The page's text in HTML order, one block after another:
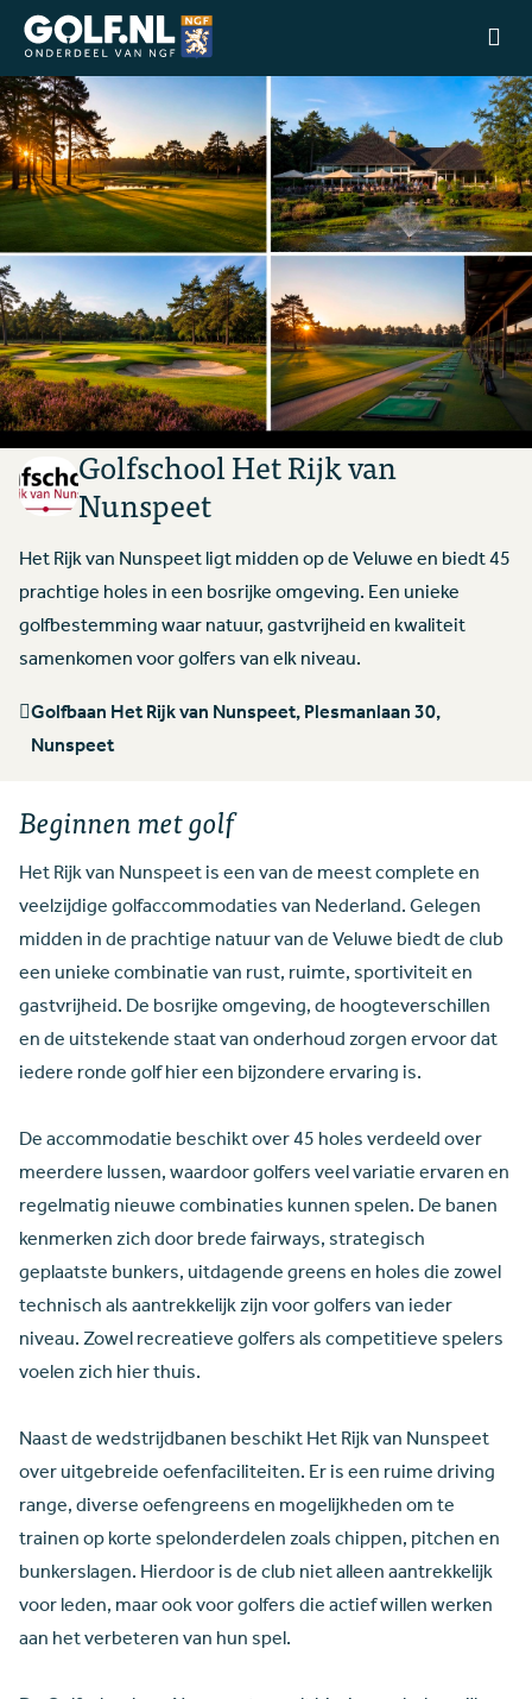
Ga naar de homepage van Golfstart
Golfschool Het Rijk van
Nunspeet
Het Rijk van Nunspeet ligt midden op de Veluwe en biedt 45
prachtige holes in een bosrijke omgeving. Een unieke
golfbestemming waar natuur, gastvrijheid en kwaliteit
samenkomen voor golfers van elk niveau.
Golfbaan Het Rijk van Nunspeet, Plesmanlaan 30,
Nunspeet
Beginnen met golf
Het Rijk van Nunspeet is een van de meest complete en
veelzijdige golfaccommodaties van Nederland. Gelegen
midden in de prachtige natuur van de Veluwe biedt de club
een unieke combinatie van rust, ruimte, sportiviteit en
gastvrijheid. De bosrijke omgeving, de hoogteverschillen
en de uitstekende staat van onderhoud zorgen ervoor dat
iedere ronde golf hier een bijzondere ervaring is.
De accommodatie beschikt over 45 holes verdeeld over
meerdere lussen, waardoor golfers veel variatie ervaren en
regelmatig nieuwe combinaties kunnen spelen. De banen
kenmerken zich door brede fairways, strategisch
geplaatste bunkers, uitdagende greens en holes die zowel
technisch als aantrekkelijk zijn voor golfers van ieder
niveau. Zowel recreatieve golfers als competitieve spelers
voelen zich hier thuis.
Naast de wedstrijdbanen beschikt Het Rijk van Nunspeet
over uitgebreide oefenfaciliteiten. Er is een ruime driving
range, diverse oefengreens en mogelijkheden om te
trainen op korte spelonderdelen zoals chippen, pitchen en
bunkerslagen. Hierdoor is de club niet alleen aantrekkelijk
voor leden, maar ook voor golfers die actief willen werken
aan het verbeteren van hun spel.